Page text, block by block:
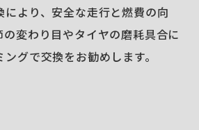
により、安全な走行と燃費の向
の変わり目やタイヤの磨耗具合に
グで交換をお勧めします。